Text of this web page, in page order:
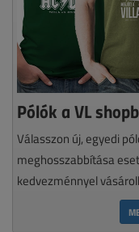
Pólók a VL
Válasszon új, egyedi
meghosszabbítása
kedvezménnyel